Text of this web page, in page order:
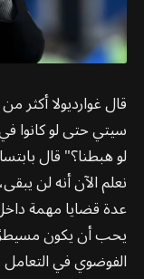
قال غوارديولا
سيتي حتى لو كانوا
نعلم الآن أنه لن
عدة قضايا مهمة
يحب أن يكون
الفوضوي في